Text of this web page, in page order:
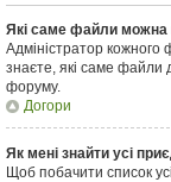
Які саме файли можна
Адміністратор
знаєте, які саме файли
форуму.
Догори
Як мені знайти усі
Щоб побачити список